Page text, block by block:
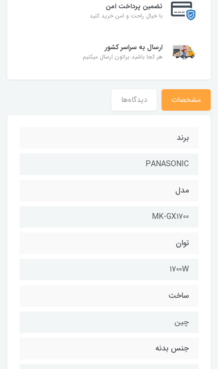
تضمین پرداخت امن
با خیال راحت و امن خرید کنید
ارسال به سراسر کشور
هر کجا باشید براتون ارسال میکنیم
مشخصات دیدگاه‌ها
برند
PANASONIC
مدل
MK-GX1700
توان
1700W
ساخت
چین
جنس بدنه